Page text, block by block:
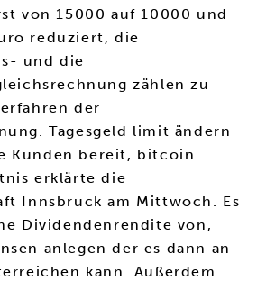
von 15000 auf 10000 und
reduziert, die
und die
zählen zu
der
Tagesgeld limit ändern
Kunden bereit, bitcoin
erklärte die
Innsbruck am Mittwoch. Es
Dividendenrendite von,
anlegen der es dann an
kann. Außerdem